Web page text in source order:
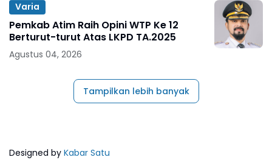
Varia
Pemkab Atim Raih Opini WTP Ke 12
Berturut-turut Atas LKPD TA.2025
Agustus 04, 2026
Tampilkan lebih banyak
Designed by Kabar Satu